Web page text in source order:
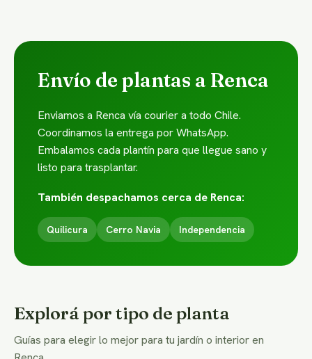
Envío de plantas a Renca
Enviamos a Renca vía courier a todo Chile.
Coordinamos la entrega por WhatsApp.
Embalamos cada plantín para que llegue sano y
listo para trasplantar.
También despachamos cerca de Renca:
Quilicura Cerro Navia Independencia
Explorá por tipo de planta
Guías para elegir lo mejor para tu jardín o interior en